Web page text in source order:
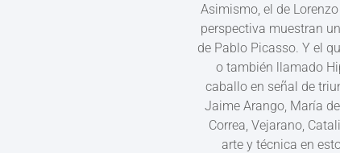
Asimismo, el de
perspectiva muestran
de Pablo Picasso. Y el
o también llamado
caballo en señal de
Jaime Arango, María
Correa, Vejarano,
arte y técnica en